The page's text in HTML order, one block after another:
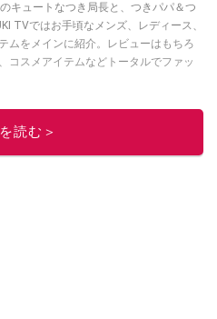
TVではお手頃なメンズ、レディース、
ムをメインに紹介。レビューはもちろ
コスメアイテムなどトータルでファッ
イチオシストの他の記事を読む
読む＞